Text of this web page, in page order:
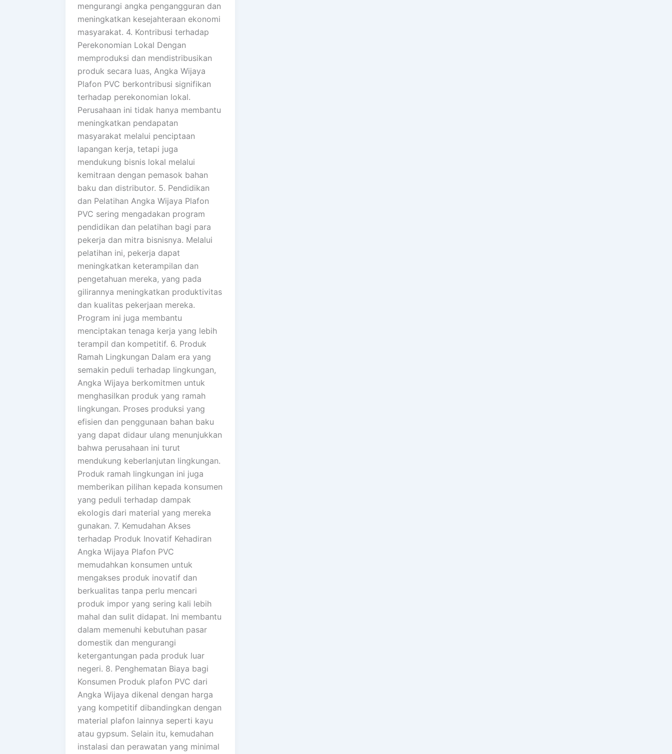
mengurangi angka pengangguran dan
meningkatkan kesejahteraan ekonomi
masyarakat. 4. Kontribusi terhadap
Perekonomian Lokal Dengan
memproduksi dan mendistribusikan
produk secara luas, Angka Wijaya
Plafon PVC berkontribusi signifikan
terhadap perekonomian lokal.
Perusahaan ini tidak hanya membantu
meningkatkan pendapatan
masyarakat melalui penciptaan
lapangan kerja, tetapi juga
mendukung bisnis lokal melalui
kemitraan dengan pemasok bahan
baku dan distributor. 5. Pendidikan
dan Pelatihan Angka Wijaya Plafon
PVC sering mengadakan program
pendidikan dan pelatihan bagi para
pekerja dan mitra bisnisnya. Melalui
pelatihan ini, pekerja dapat
meningkatkan keterampilan dan
pengetahuan mereka, yang pada
gilirannya meningkatkan produktivitas
dan kualitas pekerjaan mereka.
Program ini juga membantu
menciptakan tenaga kerja yang lebih
terampil dan kompetitif. 6. Produk
Ramah Lingkungan Dalam era yang
semakin peduli terhadap lingkungan,
Angka Wijaya berkomitmen untuk
menghasilkan produk yang ramah
lingkungan. Proses produksi yang
efisien dan penggunaan bahan baku
yang dapat didaur ulang menunjukkan
bahwa perusahaan ini turut
mendukung keberlanjutan lingkungan.
Produk ramah lingkungan ini juga
memberikan pilihan kepada konsumen
yang peduli terhadap dampak
ekologis dari material yang mereka
gunakan. 7. Kemudahan Akses
terhadap Produk Inovatif Kehadiran
Angka Wijaya Plafon PVC
memudahkan konsumen untuk
mengakses produk inovatif dan
berkualitas tanpa perlu mencari
produk impor yang sering kali lebih
mahal dan sulit didapat. Ini membantu
dalam memenuhi kebutuhan pasar
domestik dan mengurangi
ketergantungan pada produk luar
negeri. 8. Penghematan Biaya bagi
Konsumen Produk plafon PVC dari
Angka Wijaya dikenal dengan harga
yang kompetitif dibandingkan dengan
material plafon lainnya seperti kayu
atau gypsum. Selain itu, kemudahan
instalasi dan perawatan yang minimal